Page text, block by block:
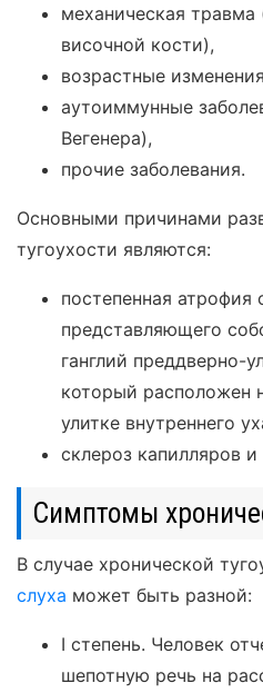
механическая
височной кости),
возрастные
аутоиммунные
Вегенера),
прочие заболевания.
Основными причинами
тугоухости являются:
постепенная атрофия
представляющего
ганглий преддверно-
который расположен
улитке внутреннего
склероз капилляров
Симптомы
В случае хронической
слуха может быть разной:
I степень. Человек
шепотную речь на